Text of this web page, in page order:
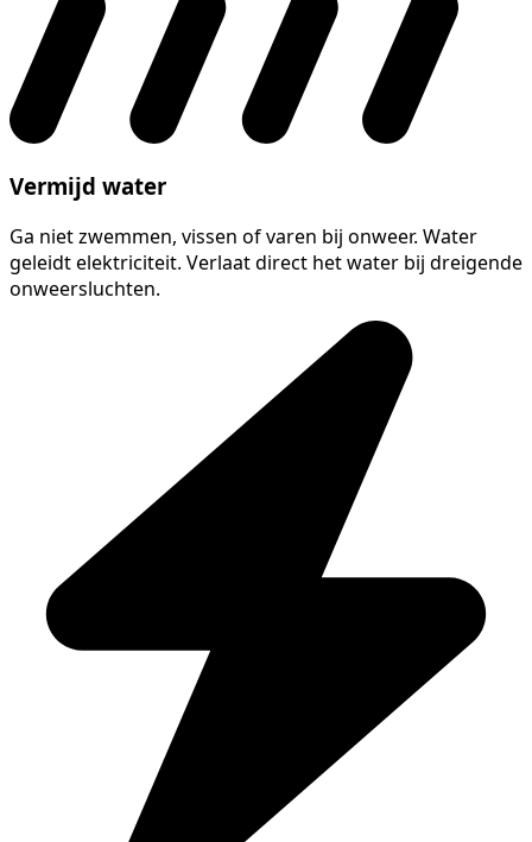
Vermijd water
Ga niet zwemmen, vissen of varen bij onweer. Water
geleidt elektriciteit. Verlaat direct het water bij dreigende
onweersluchten.